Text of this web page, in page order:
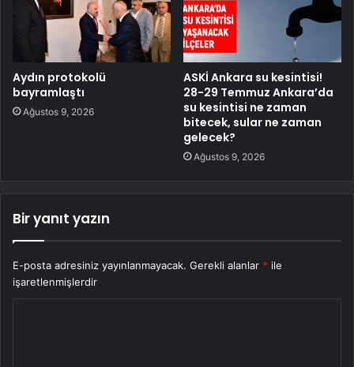
Aydın protokolü
bayramlaştı
Ağustos 9, 2026
ASKİ Ankara su kesintisi!
28-29 Temmuz Ankara’da
su kesintisi ne zaman
bitecek, sular ne zaman
gelecek?
Ağustos 9, 2026
Bir yanıt yazın
E-posta adresiniz yayınlanmayacak. Gerekli alanlar * ile
işaretlenmişlerdir